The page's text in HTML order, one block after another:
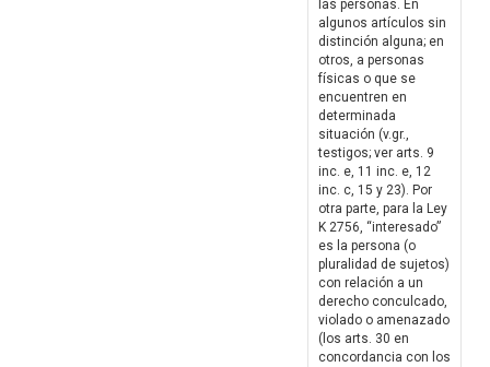
las personas. En
algunos artículos sin
distinción alguna; en
otros, a personas
físicas o que se
encuentren en
determinada
situación (v.gr.,
testigos; ver arts. 9
inc. e, 11 inc. e, 12
inc. c, 15 y 23). Por
otra parte, para la Ley
K 2756, “interesado”
es la persona (o
pluralidad de sujetos)
con relación a un
derecho conculcado,
violado o amenazado
(los arts. 30 en
concordancia con los